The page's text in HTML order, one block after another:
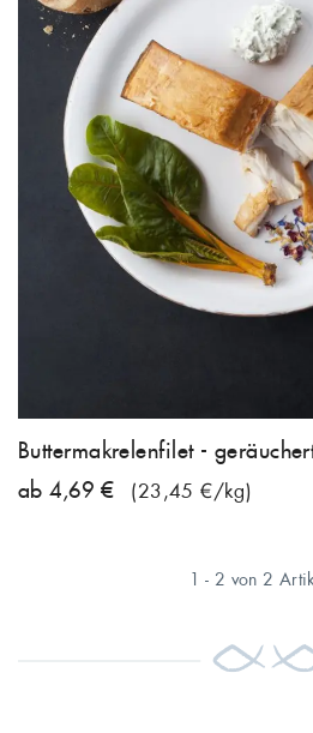
Buttermakrelenfilet -
ab 4,69 €
(23,45 €/kg)
1 - 2 von 2